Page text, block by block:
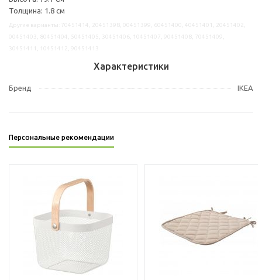
Толщина: 1.8 см
Характеристики
Бренд IKEA
Персональные рекомендации